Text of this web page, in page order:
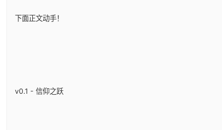
下面正文动手！
v0.1 - 信仰之跃